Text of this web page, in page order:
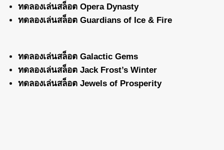
ทดลองเล่นสล็อต Opera Dynasty
ทดลองเล่นสล็อต Guardians of Ice & Fire
ทดลองเล่นสล็อต Galactic Gems
ทดลองเล่นสล็อต Jack Frost’s Winter
ทดลองเล่นสล็อต Jewels of Prosperity